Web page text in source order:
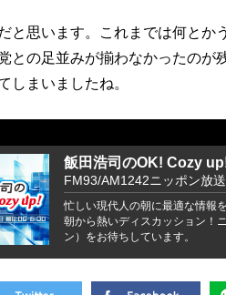
と思います。これまでは何とか
との足並みが揃わなかったのが
しまいましたね。
飯田浩司のOK! Cozy
FM93/AM1242ニッポン
忙しい現代人の朝に最適な情報
朝から熱いディスカッション！
ン）をお待ちしています。